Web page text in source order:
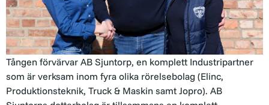
Tången förvärvar AB Sjuntorp, en komplett Industripartner
som är verksam inom fyra olika rörelsebolag (Elinc,
Produktionsteknik, Truck & Maskin samt Jopro). AB